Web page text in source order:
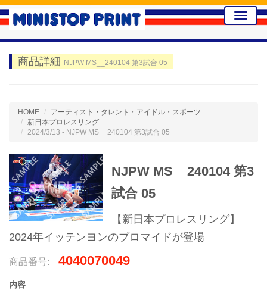
Toggle
商品詳細 NJPW MS__240104 第3試合 05
HOME
アーティスト・タレント・アイドル・スポーツ
新日本プロレスリング
2024/3/13 - NJPW MS__240104 第3試合 05
NJPW MS__240104 第3
試合 05
【新日本プロレスリング】
2024年イッテンヨンのブロマイドが登場
商品番号: 4040070049
内容